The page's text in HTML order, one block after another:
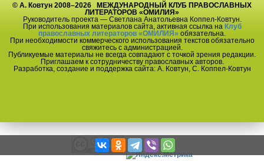
© А. Ковтун 2008–2026 МЕЖДУНАРОДНЫЙ КЛУБ ПРАВОСЛАВНЫХ
ЛИТЕРАТОРОВ «ОМИЛИЯ»
Руководитель проекта — Светлана Анатольевна Коппел-Ковтун.
При использования материалов сайта, активная ссылка на Клуб
православных литераторов «ОМИЛИЯ» обязательна.
При необходимости коммерческого использования текстов обязательно
свяжитесь с администрацией.
Публикуемые материалы не всегда совпадают с точкой зрения редакции.
Приглашаем к сотрудничеству православных авторов.
Разработка, создание и поддержка сайта: А. Ковтун, С. Коппел-Ковтун